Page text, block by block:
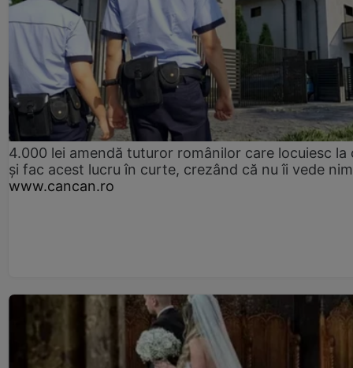
4.000 lei amendă tuturor românilor care locuiesc la
și fac acest lucru în curte, crezând că nu îi vede
www.cancan.ro